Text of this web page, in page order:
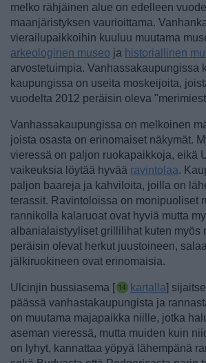
melko rähjäinen alue on edelleen
maanjäristyksen vaurioittama.
vierailupaikkoihin kuuluu muutama
arkeologinen museo ja historiallinen
arvostetuimpia. Vanhassakaupungissa
kaupungissa on useita moskeijoita,
vuodelta 2012 peräisin oleva
Vanhassakaupungissa on melkoinen
joista osasta on erinomaiset näkymät.
vieressä on paljon ruokapaikkoja, eikä
vaikeuksia löytää hyvää ravintolaa.
paljon baareja ja kahviloita, joilla on
terassit. Ravintoloissa on monipuoliset
rannikolla kalaruoat ovat hyviä mutta
albanialaistyyliset grillilihat kuten myös
peräisin olevat herkut juustoineen,
jälkiruokineen ovat erinomaisia.
Ulcinjin bussiasema [ kartalla]
päässä vanhastakaupungista ja
on muutama majapaikka niille, jotka
aseman vieressä, mutta muiden kuin
on lyhyt, kannattaa yöpyä lähempänä